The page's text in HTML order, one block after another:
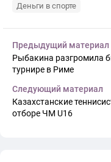
Деньги в спорте
Предыдущий материал
Рыбакина разгромила
турнире в Риме
Следующий материал
Казахстанские
отборе ЧМ U16